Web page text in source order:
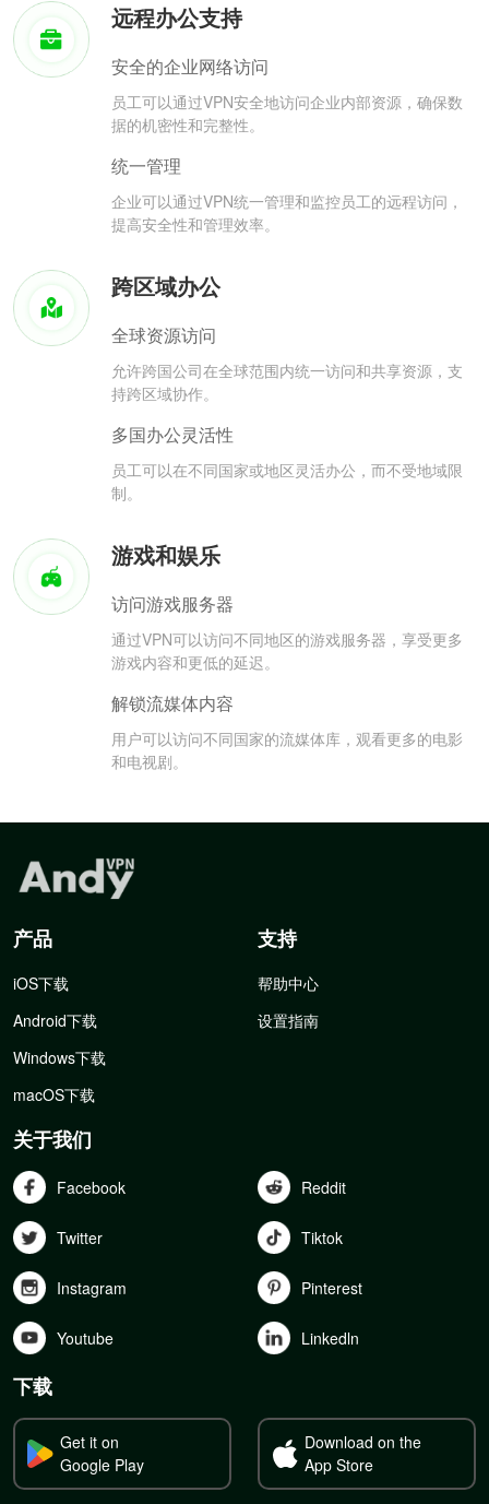
远程办公支持
安全的企业网络访问
员工可以通过VPN安全地访问企业内部资源，确保数
据的机密性和完整性。
统一管理
企业可以通过VPN统一管理和监控员工的远程访问，
提高安全性和管理效率。
跨区域办公
全球资源访问
允许跨国公司在全球范围内统一访问和共享资源，支
持跨区域协作。
多国办公灵活性
员工可以在不同国家或地区灵活办公，而不受地域限
制。
游戏和娱乐
访问游戏服务器
通过VPN可以访问不同地区的游戏服务器，享受更多
游戏内容和更低的延迟。
解锁流媒体内容
用户可以访问不同国家的流媒体库，观看更多的电影
和电视剧。
产品
iOS下载
Android下载
Windows下载
macOS下载
支持
帮助中心
设置指南
关于我们
Facebook Reddit
Twitter Tiktok
Instagram Pinterest
Youtube Linkedln
下载
Get it on
Google Play
Download on the
App Store